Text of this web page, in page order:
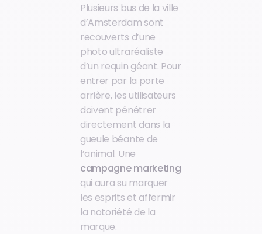
Plusieurs bus de la ville
d’Amsterdam sont
recouverts d’une
photo ultraréaliste
d’un requin géant. Pour
entrer par la porte
arrière, les utilisateurs
doivent pénétrer
directement dans la
gueule béante de
l’animal. Une
campagne marketing
qui aura su marquer
les esprits et affermir
la notoriété de la
marque.